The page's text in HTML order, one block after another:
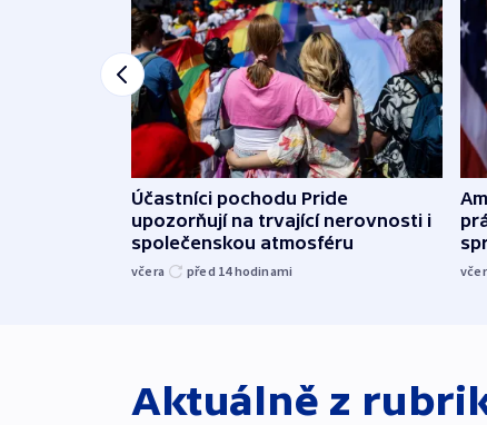
Účastníci pochodu Pride
upozorňují na trvající nerovnosti i
společenskou atmosféru
včera před 14hodinami
Aktuálně z